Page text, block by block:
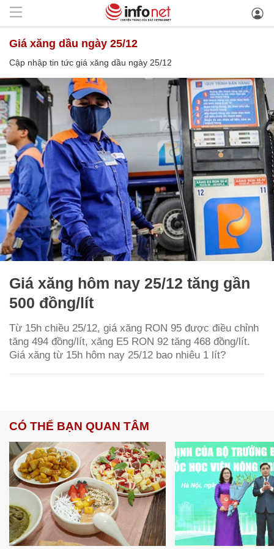
giá xăng dầu ngày 25/12
Cập nhập tin tức giá xăng dầu ngày 25/12
Giá xăng hôm nay 25/12 tăng gần
500 đồng/lít
Từ 15h chiều 25/12, giá xăng RON 95 được điều chỉnh
tăng 494 đồng/lít, xăng E5 RON 92 tăng 468 đồng/lít.
Giá xăng từ 15h hôm nay 25/12 bao nhiêu 1 lít?
CÓ THỂ BẠN QUAN TÂM